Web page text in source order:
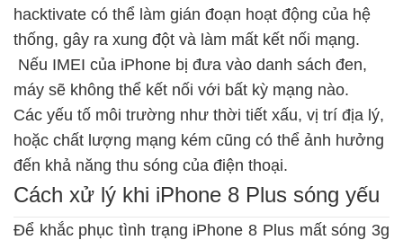
hacktivate có thể làm gián đoạn hoạt động của hệ
thống, gây ra xung đột và làm mất kết nối mạng.
Nếu IMEI của iPhone bị đưa vào danh sách đen,
máy sẽ không thể kết nối với bất kỳ mạng nào.
Các yếu tố môi trường như thời tiết xấu, vị trí địa lý,
hoặc chất lượng mạng kém cũng có thể ảnh hưởng
đến khả năng thu sóng của điện thoại.
Cách xử lý khi iPhone 8 Plus sóng yếu
Để khắc phục tình trạng iPhone 8 Plus mất sóng 3g